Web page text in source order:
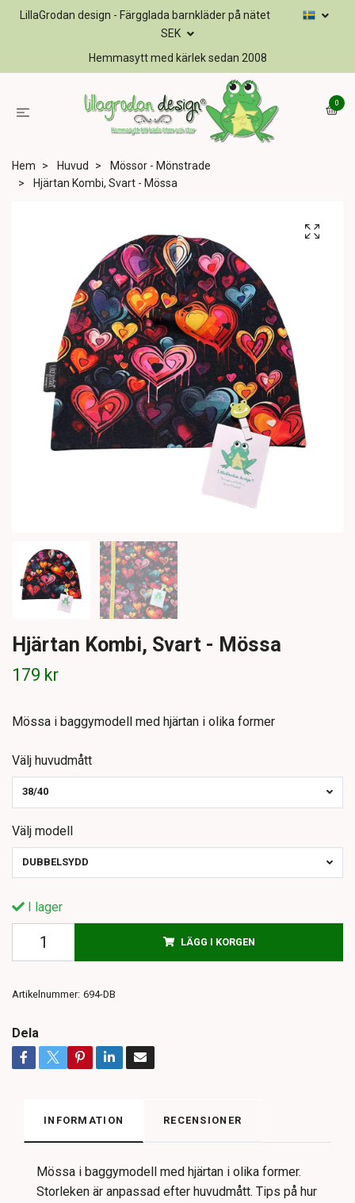
LillaGrodan design - Färgglada barnkläder på nätet
SEK
Hemmasytt med kärlek sedan 2008
0
Hem Huvud
Mössor - Mönstrade
Hjärtan Kombi, Svart - Mössa
Hjärtan Kombi, Svart - Mössa
179 kr
Mössa i baggymodell med hjärtan i olika former
Välj huvudmått
38/40
Välj modell
DUBBELSYDD
I lager
LÄGG I KORGEN
Artikelnummer: 694-DB
Dela
INFORMATION RECENSIONER
Mössa i baggymodell med hjärtan i olika former.
Storleken är anpassad efter huvudmått. Tips på hur